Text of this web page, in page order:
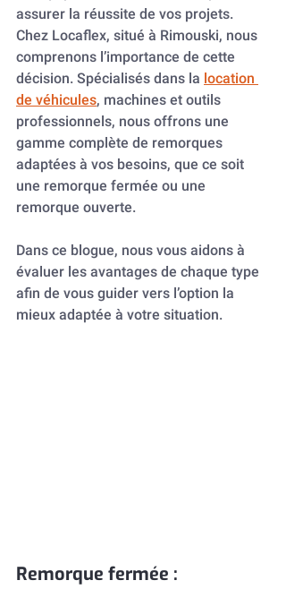
assurer la réussite de vos projets.
Chez Locaflex, situé à Rimouski, nous
comprenons l’importance de cette
décision. Spécialisés dans la location
de véhicules, machines et outils
professionnels, nous offrons une
gamme complète de remorques
adaptées à vos besoins, que ce soit
une remorque fermée ou une
remorque ouverte.
Dans ce blogue, nous vous aidons à
évaluer les avantages de chaque type
afin de vous guider vers l’option la
mieux adaptée à votre situation.
Remorque fermée :